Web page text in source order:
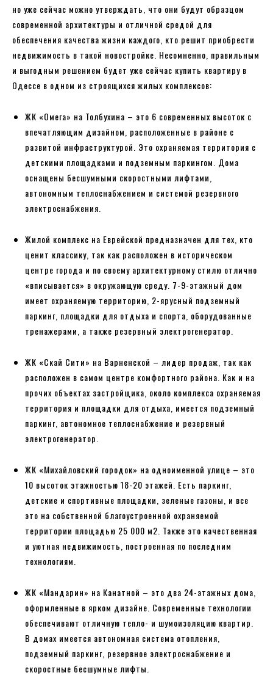
но уже сейчас можно утверждать, что они будут образцом
современной архитектуры и отличной средой для
обеспечения качества жизни каждого, кто решит приобрести
недвижимость в такой новостройке. Несомненно, правильным
и выгодным решением будет уже сейчас купить квартиру в
Одессе в одном из строящихся жилых комплексов:
ЖК «Омега» на Толбухина – это 6 современных высоток с
впечатляющим дизайном, расположенные в районе с
развитой инфраструктурой. Это охраняемая территория с
детскими площадками и подземным паркингом. Дома
оснащены бесшумными скоростными лифтами,
автономным теплоснабжением и системой резервного
электроснабжения.
Жилой комплекс на Еврейской предназначен для тех, кто
ценит классику, так как расположен в историческом
центре города и по своему архитектурному стилю отлично
«вписывается» в окружающую среду. 7-9-этажный дом
имеет охраняемую территорию, 2-ярусный подземный
паркинг, площадки для отдыха и спорта, оборудованные
тренажерами, а также резервный электрогенератор.
ЖК «Скай Сити» на Варненской – лидер продаж, так как
расположен в самом центре комфортного района. Как и на
прочих объектах застройщика, около комплекса охраняемая
территория и площадки для отдыха, имеется подземный
паркинг, автономное теплоснабжение и резервный
электрогенератор.
ЖК «Михайловский городок» на одноименной улице – это
10 высоток этажностью 18-20 этажей. Есть паркинг,
детские и спортивные площадки, зеленые газоны, и все
это на собственной благоустроенной охраняемой
территории площадью 25 000 м2. Также это качественная
и уютная недвижимость, построенная по последним
технологиям.
ЖК «Мандарин» на Канатной – это два 24-этажных дома,
оформленные в ярком дизайне. Современные технологии
обеспечивают отличную тепло- и шумоизоляцию квартир.
В домах имеется автономная система отопления,
подземный паркинг, резервное электроснабжение и
скоростные бесшумные лифты.